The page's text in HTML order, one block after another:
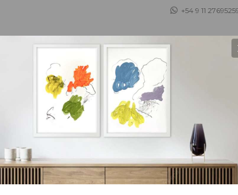
+54 9 11
TIENDA DE OBJETOS
JAIME
$3217